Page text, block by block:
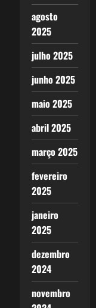
agosto
2025
julho 2025
junho 2025
maio 2025
abril 2025
março 2025
fevereiro
2025
janeiro
2025
dezembro
2024
novembro